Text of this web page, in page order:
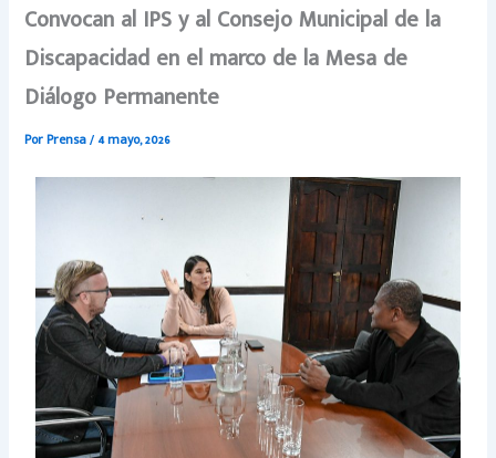
Convocan al IPS y al Consejo Municipal de la
Discapacidad en el marco de la Mesa de
Diálogo Permanente
PorPrensa/4 mayo, 2026